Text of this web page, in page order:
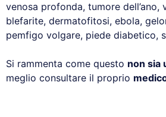
venosa profonda, tumore
blefarite, dermatofitosi, ebola,
pemfigo volgare, piede diabetico,
Si rammenta come questo non sia
meglio consultare il proprio